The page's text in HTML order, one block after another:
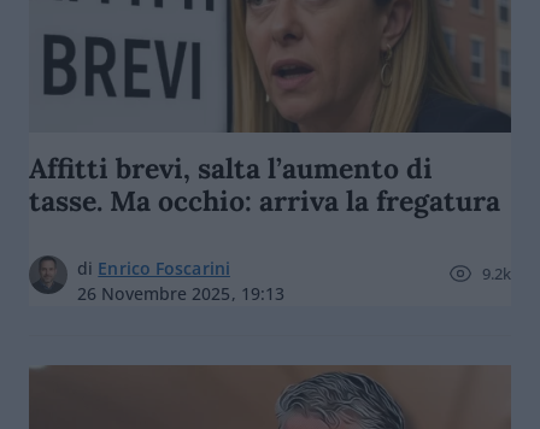
Affitti brevi, salta l’aumento di
tasse. Ma occhio: arriva la fregatura
di Enrico Foscarini
26 Novembre 2025, 19:13
9.2k